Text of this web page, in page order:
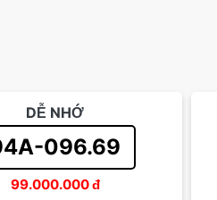
DỄ NHỚ
096.69
99.000.000đ